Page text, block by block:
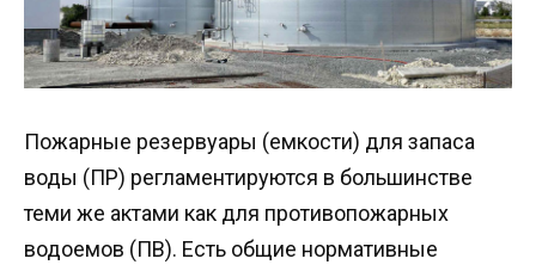
Пожарные резервуары (емкости) для запаса
воды (ПР) регламентируются в большинстве
теми же актами как для противопожарных
водоемов (ПВ). Есть общие нормативные